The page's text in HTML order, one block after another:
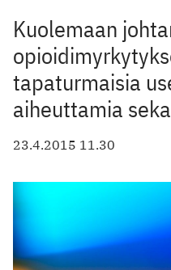
Kuolemaan
tapaturmaisia
aiheuttamia
23.4.2015 11.30